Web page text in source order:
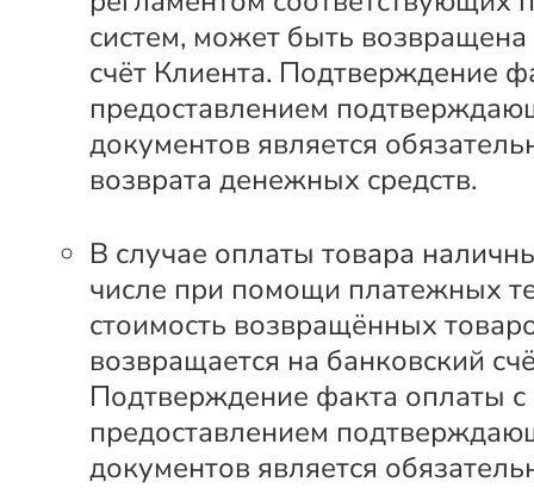
систем, может быть
счёт Клиента. Подтверждение
предоставлением
документов является
возврата денежных средств.
В случае оплаты товара
числе при помощи платежных
стоимость возвращённых
возвращается на банковский
Подтверждение факта оплаты с
предоставлением
документов является